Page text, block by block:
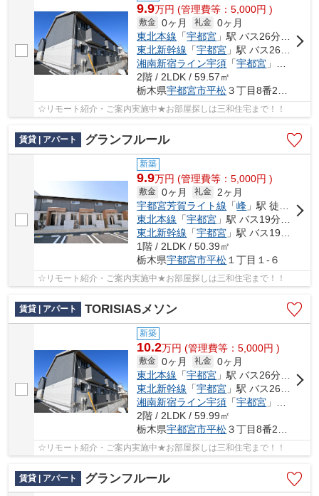
9.9万円 (管理費等：5,000円 )
敷金 0ヶ月 礼金 0ヶ月
東北本線 「宇都宮 」駅 バス26分 「平松神社前」 停歩6分
東北新幹線 「宇都宮 」駅 バス26分 「平松神社前」 停歩6分
湘南新宿ライン宇須 「宇都宮 」駅 バス26分 「平松神社前」 停歩6分
2階 / 2LDK / 59.57㎡
栃木県宇都宮市平松３丁目8番24号
☆リモート紹介・ご案内実施中★お部屋探しは三和住宅まで！！
賃貸 | アパート グランフルール
新築
9.9万円 (管理費等：5,000円 )
敷金 0ヶ月 礼金
2ヶ月
宇都宮芳賀ライト線 「峰 」駅 徒歩28分
東北本線 「宇都宮 」駅 バス19分 「平松本町公民館」 停歩4分
東北新幹線 「宇都宮 」駅 バス19分 「平松本町公民館」 停歩4分
1階 / 2LDK / 50.39㎡
栃木県宇都宮市平松 １丁目１-６
☆リモート紹介・ご案内実施中★お部屋探しは三和住宅まで！！
賃貸 | アパート TORISIASメソン
新築
10.2万円 (管理費等：5,000円 )
敷金 0ヶ月 礼金 0ヶ月
東北本線 「宇都宮 」駅 バス26分 「平松神社前」 停歩6分
東北新幹線 「宇都宮 」駅 バス26分 「平松神社前」 停歩6分
湘南新宿ライン宇須 「宇都宮 」駅 バス26分 「平松神社前」 停歩6分
2階 / 2LDK / 59.99㎡
栃木県宇都宮市平松３丁目8番24号
☆リモート紹介・ご案内実施中★お部屋探しは三和住宅まで！！
賃貸 | アパート グランフルール